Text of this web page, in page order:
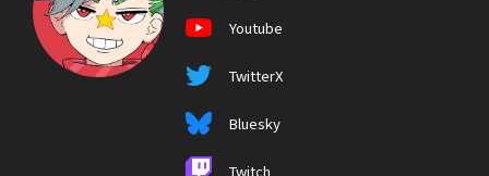
Youtube
TwitterX
Bluesky
Twitch